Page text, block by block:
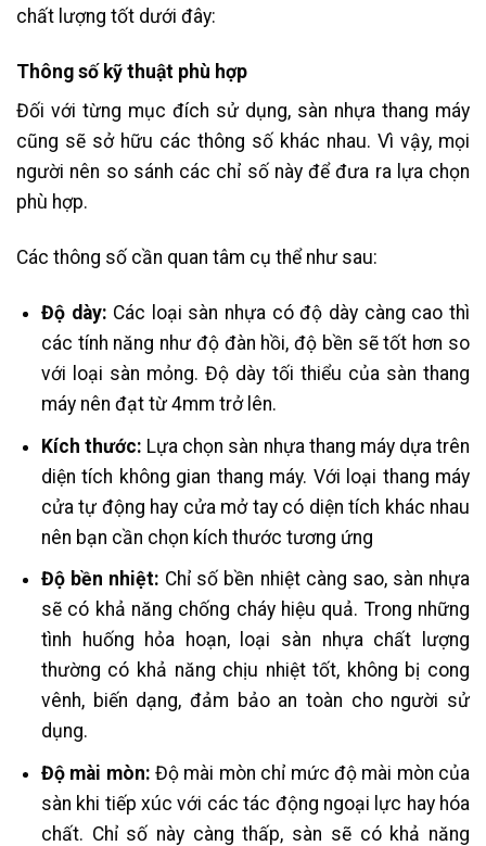
chất lượng tốt dưới đây:
Thông số kỹ thuật phù hợp
Đối với từng mục đích sử dụng, sàn nhựa thang máy
cũng sẽ sở hữu các thông số khác nhau. Vì vậy, mọi
người nên so sánh các chỉ số này để đưa ra lựa chọn
phù hợp.
Các thông số cần quan tâm cụ thể như sau:
Độ dày: Các loại sàn nhựa có độ dày càng cao thì
các tính năng như độ đàn hồi, độ bền sẽ tốt hơn so
với loại sàn mỏng. Độ dày tối thiểu của sàn thang
máy nên đạt từ 4mm trở lên.
Kích thước: Lựa chọn sàn nhựa thang máy dựa trên
diện tích không gian thang máy. Với loại thang máy
cửa tự động hay cửa mở tay có diện tích khác nhau
nên bạn cần chọn kích thước tương ứng
Độ bền nhiệt: Chỉ số bền nhiệt càng sao, sàn nhựa
sẽ có khả năng chống cháy hiệu quả. Trong những
tình huống hỏa hoạn, loại sàn nhựa chất lượng
thường có khả năng chịu nhiệt tốt, không bị cong
vênh, biến dạng, đảm bảo an toàn cho người sử
dụng.
Độ mài mòn: Độ mài mòn chỉ mức độ mài mòn của
sàn khi tiếp xúc với các tác động ngoại lực hay hóa
chất. Chỉ số này càng thấp, sàn sẽ có khả năng